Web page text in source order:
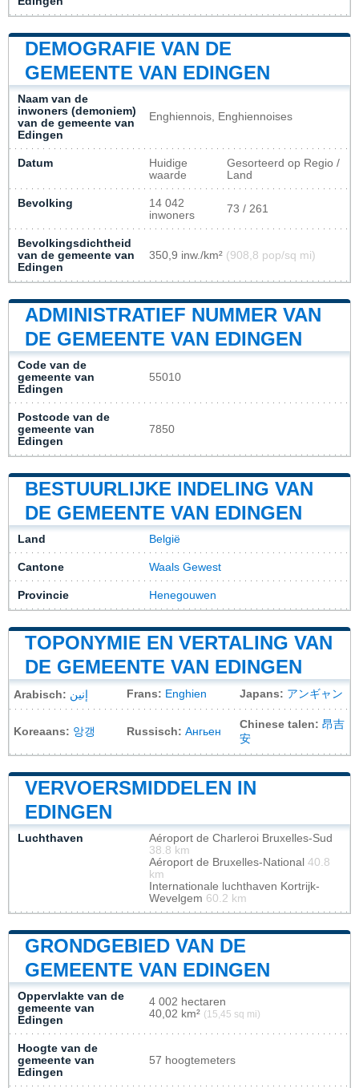
DEMOGRAFIE VAN DE
GEMEENTE VAN EDINGEN
Naam van de
inwoners (demoniem)
van de gemeente van
Edingen
Enghiennois, Enghiennoises
Datum
Huidige
waarde
Gesorteerd op Regio /
Land
Bevolking
14 042
inwoners
73 / 261
Bevolkingsdichtheid
van de gemeente van
Edingen
350,9 inw./km² (908,8 pop/sq mi)
ADMINISTRATIEF NUMMER VAN
DE GEMEENTE VAN EDINGEN
Code van de
gemeente van
Edingen
55010
Postcode van de
gemeente van
Edingen
7850
BESTUURLIJKE INDELING VAN
DE GEMEENTE VAN EDINGEN
Land België
Cantone Waals Gewest
Provincie Henegouwen
TOPONYMIE EN VERTALING VAN
DE GEMEENTE VAN EDINGEN
Arabisch: إنين Frans: Enghien Japans: アンギャン
Koreaans: 앙갱 Russisch: Ангьен
Chinese talen: 昂吉
安
VERVOERSMIDDELEN IN
EDINGEN
Luchthaven
Aéroport de Charleroi Bruxelles-Sud
38.8 km
Aéroport de Bruxelles-National 40.8
km
Internationale luchthaven Kortrijk-
Wevelgem 60.2 km
GRONDGEBIED VAN DE
GEMEENTE VAN EDINGEN
Oppervlakte van de
gemeente van
Edingen
4 002 hectaren
40,02 km² (15,45 sq mi)
Hoogte van de
gemeente van
Edingen
57 hoogtemeters